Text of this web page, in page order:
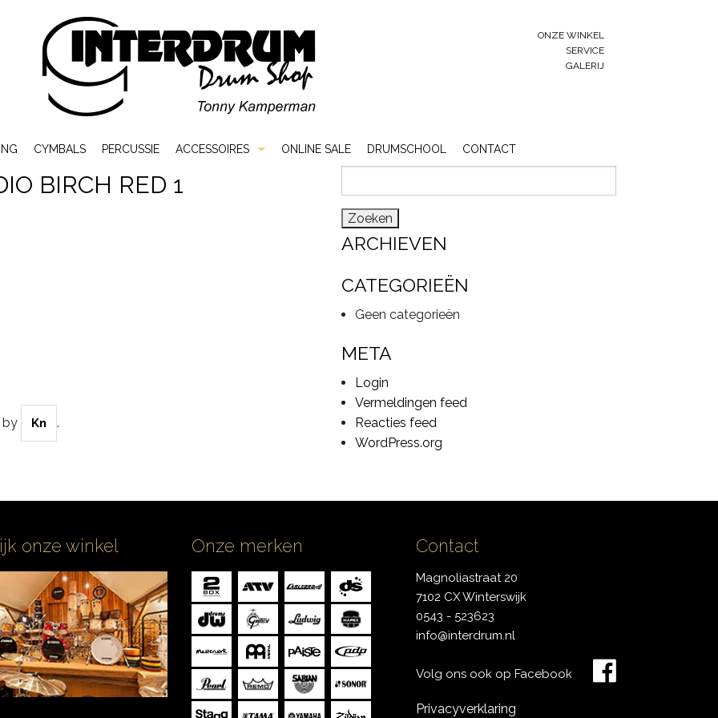
ONZE WINKEL
SERVICE
GALERIJ
CYMBALS PERCUSSIE ACCESSOIRES
Bags & Cases
ONLINE SALE DRUMSCHOOL CONTACT
BIRCH RED 1
by Kn .
ARCHIEVEN
CATEGORIEËN
Geen categorieën
META
Login
Vermeldingen feed
Reacties feed
WordPress.org
onze winkel Onze merken Contact
Magnoliastraat 20
7102 CX Winterswijk
0543 - 523623
info@interdrum.nl
Volg ons ook op Facebook
Privacyverklaring